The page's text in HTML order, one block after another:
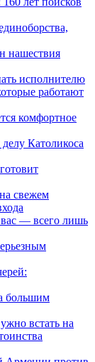
нашествия
исполнителю
работают
комфортное
Католикоса
свежем
— всего лишь
большим
встать на